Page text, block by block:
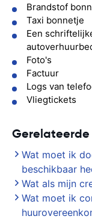
Brandstof
Taxi bonnetje
Een
Foto's
Factuur
Logs van
Vliegtickets
Wat moet ik
beschikbaar
Wat als mijn
Wat moet ik